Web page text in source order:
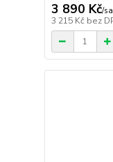
3 890 Kč/
3 215 Kč bez